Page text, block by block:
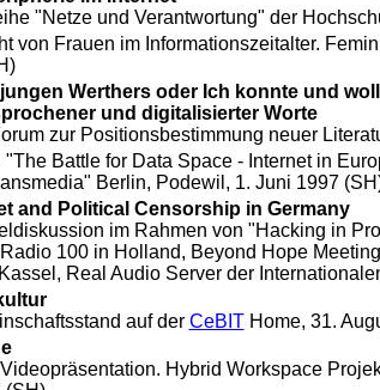
"Netze und Verantwortung" der
von Frauen im Informationszeitalter.
Werthers oder Ich konnte und
und digitalisierter Worte
zur Positionsbestimmung neuer
Battle for Data Space - Internet in
Berlin, Podewil, 1. Juni 1997
and Political Censorship in Germany
im Rahmen von "Hacking in
100 in Holland, Beyond Hope
Real Audio Server der
auf der CeBITHome, 31.
Hybrid Workspace